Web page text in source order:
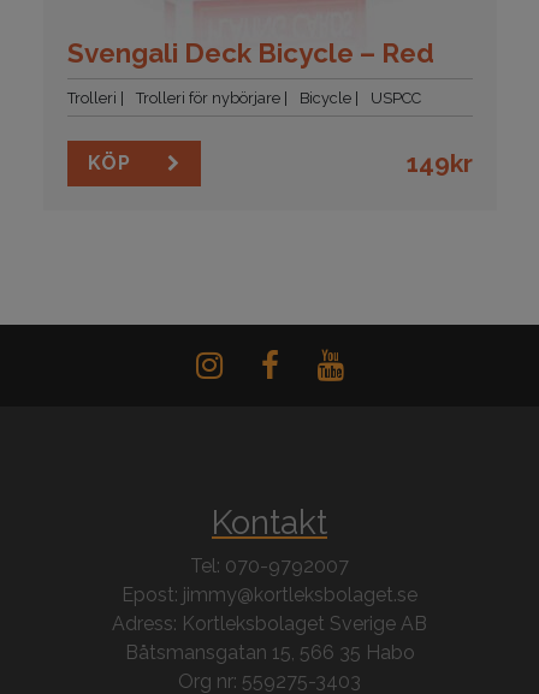
Svengali Deck Bicycle – Red
Trolleri Trolleri för nybörjare Bicycle USPCC
KÖP 149kr
Kontakt
Tel: 070-9792007
Epost: jimmy@kortleksbolaget.se
Adress: Kortleksbolaget Sverige AB
Båtsmansgatan 15, 566 35 Habo
Org nr: 559275-3403